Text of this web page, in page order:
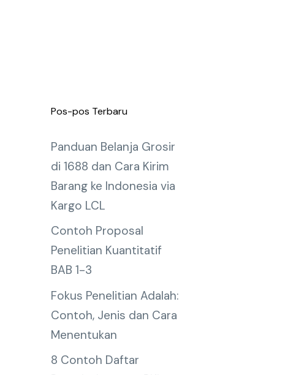
Pos-pos Terbaru
Panduan Belanja Grosir
di 1688 dan Cara Kirim
Barang ke Indonesia via
Kargo LCL
Contoh Proposal
Penelitian Kuantitatif
BAB 1-3
Fokus Penelitian Adalah:
Contoh, Jenis dan Cara
Menentukan
8 Contoh Daftar